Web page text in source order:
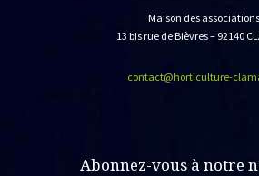
Maison des associations
13 bis rue de Bièvres – 92140
contact@horticulture-
Abonnez-vous à notre